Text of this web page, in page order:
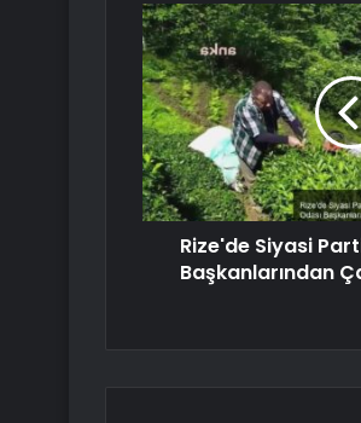
Rize'de Siyasi
Başkanlarından